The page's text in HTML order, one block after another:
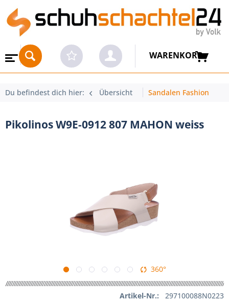
WARENKORB
Du befindest dich hier: Übersicht Sandalen Fashion
Pikolinos W9E-0912 807 MAHON weiss
360°
Artikel-Nr.:
297100088N0223